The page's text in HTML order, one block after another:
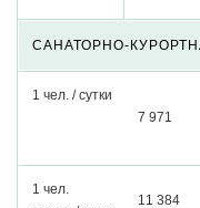
САНАТОРНО-
1 чел. / сутки
7 971
1 чел.
11 384